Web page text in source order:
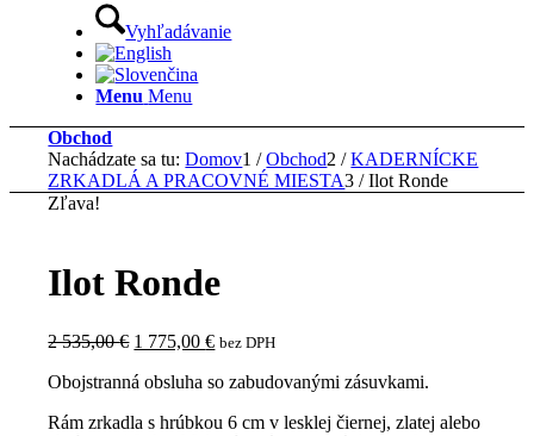
Vyhľadávanie
Menu Menu
Obchod
Nachádzate sa tu: Domov1 / Obchod2 / KADERNÍCKE
ZRKADLÁ A PRACOVNÉ MIESTA3 / Ilot Ronde
Zľava!
Ilot Ronde
2 535,00€ Pôvodná
bola:
535,00 €.
1 775,00€Aktuálna
je:
775,00 €.
bez DPH
Obojstranná obsluha so zabudovanými zásuvkami.
Rám zrkadla s hrúbkou 6 cm v lesklej čiernej, zlatej alebo